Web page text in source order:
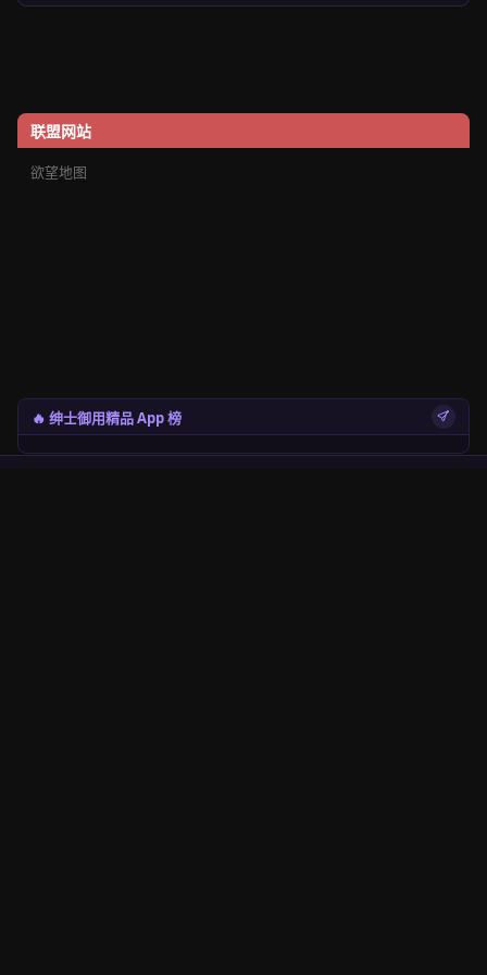
联盟网站
欲望地图
🔥 绅士御用精品 App 榜